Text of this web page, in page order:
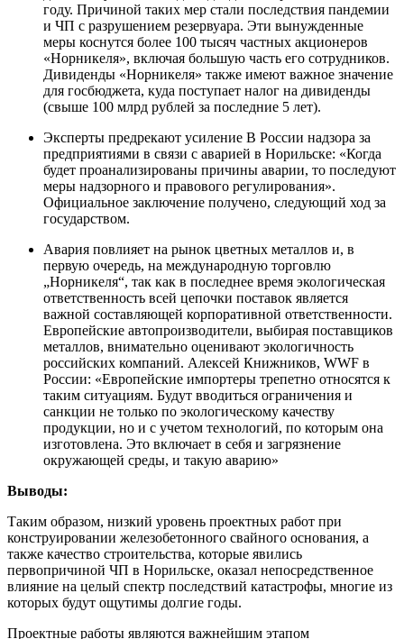
году. Причиной таких мер стали последствия пандемии
и ЧП с разрушением резервуара. Эти вынужденные
меры коснутся более 100 тысяч частных акционеров
«Норникеля», включая большую часть его сотрудников.
Дивиденды «Норникеля» также имеют важное значение
для госбюджета, куда поступает налог на дивиденды
(свыше 100 млрд рублей за последние 5 лет).
Эксперты предрекают усиление В России надзора за
предприятиями в связи с аварией в Норильске: «Когда
будет проанализированы причины аварии, то последуют
меры надзорного и правового регулирования».
Официальное заключение получено, следующий ход за
государством.
Авария повлияет на рынок цветных металлов и, в
первую очередь, на международную торговлю
„Норникеля“, так как в последнее время экологическая
ответственность всей цепочки поставок является
важной составляющей корпоративной ответственности.
Европейские автопроизводители, выбирая поставщиков
металлов, внимательно оценивают экологичность
российских компаний. Алексей Книжников, WWF в
России: «Европейские импортеры трепетно относятся к
таким ситуациям. Будут вводиться ограничения и
санкции не только по экологическому качеству
продукции, но и с учетом технологий, по которым она
изготовлена. Это включает в себя и загрязнение
окружающей среды, и такую аварию»
Выводы:
Таким образом, низкий уровень проектных работ при
конструировании железобетонного свайного основания, а
также качество строительства, которые явились
первопричиной ЧП в Норильске, оказал непосредственное
влияние на целый спектр последствий катастрофы, многие из
которых будут ощутимы долгие годы.
Проектные работы являются важнейшим этапом